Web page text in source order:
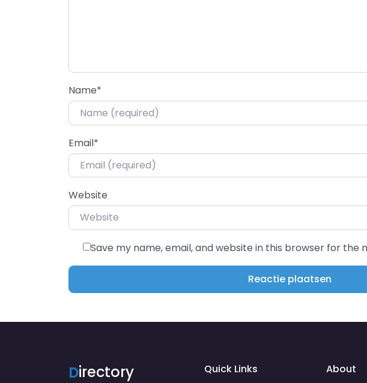
Name*
Email*
Website
Save my name, email, and website in this browser for the
Directory Quick Links About